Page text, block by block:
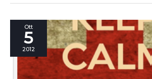
Ott
5
2012
Settimana
della
Comunicazione,
7.10.2012:
Appuntamento